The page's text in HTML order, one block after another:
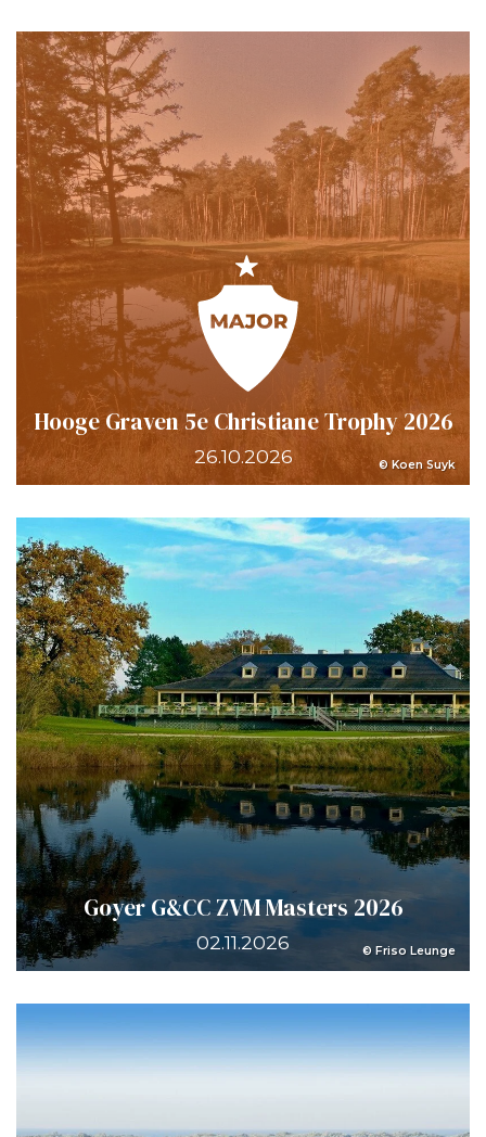
© Koen Suyk
Hooge Graven 5e Christiane Trophy 2026
26.10.2026
© Friso Leunge
Goyer G&CC ZVM Masters 2026
02.11.2026